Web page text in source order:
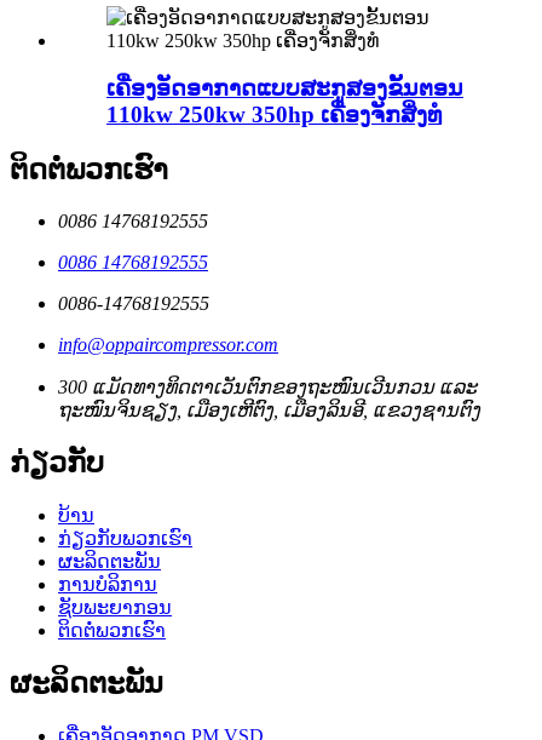
ເຄື່ອງອັດອາກາດແບບສະກູສອງຂັ້ນຕອນ
110kw 250kw 350hp ເຄື່ອງຈັກສິ່ງທໍ
ຕິດຕໍ່ພວກເຮົາ
0086 14768192555
0086 14768192555
0086-14768192555
info@oppaircompressor.com
300 ແມັດທາງທິດຕາເວັນຕົກຂອງຖະໜົນເວີນກວນ ແລະ
ຖະໜົນຈິນຊຽງ, ເມືອງເຫີຕົງ, ເມືອງລິນອີ, ແຂວງຊານຕົງ
ກ່ຽວກັບ
ບ້ານ
ກ່ຽວກັບພວກເຮົາ
ຜະລິດຕະພັນ
ການບໍລິການ
ຊັບພະຍາກອນ
ຕິດຕໍ່ພວກເຮົາ
ຜະລິດຕະພັນ
ເຄື່ອງອັດອາກາດ PM VSD